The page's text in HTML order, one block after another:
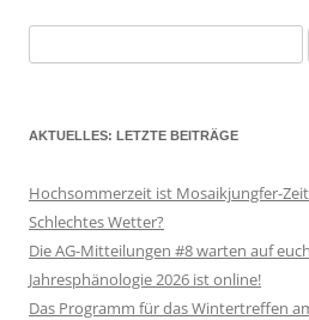
nach:
AKTUELLES: LETZTE BEITRÄGE
Hochsommerzeit ist Mosaikjungfer-
Schlechtes Wetter?
Die AG-Mitteilungen #8 warten auf
Jahresphänologie 2026 ist online!
Das Programm für das Wintertreffen